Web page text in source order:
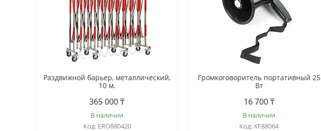
Раздвижной барьер, металлический,
10 м.
365 000 ₸
В наличии
ERO880420
Громкоговоритель портативный 25
Вт
16 700 ₸
В наличии
XF88064